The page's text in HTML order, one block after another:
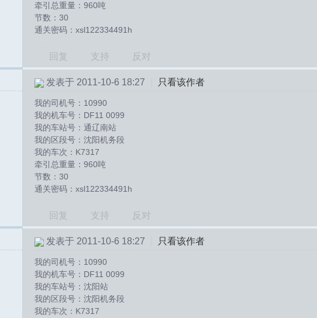
牵引总重量：960吨
节数：30
通关密码：xsl122334491h
回复 支持 反对
发表于 2011-10-6 18:27 只看该作者
我的司机号：10990
我的机车号：DF11 0099
我的车站号：通辽南站
我的区段号：沈阳机务段
我的车次：K7317
牵引总重量：960吨
节数：30
通关密码：xsl122334491h
回复 支持 反对
发表于 2011-10-6 18:27 只看该作者
我的司机号：10990
我的机车号：DF11 0099
我的车站号：沈阳站
我的区段号：沈阳机务段
我的车次：K7317